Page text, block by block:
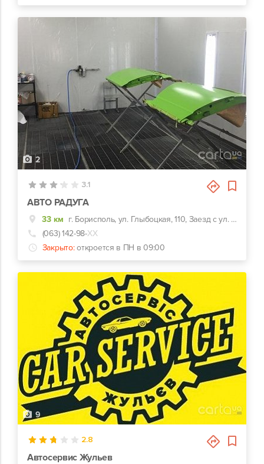
2
3.1
АВТО РАДУГА
33 км
г. Борисполь, ул. Глыбоцкая, 110, Заезд с ул. Сергея Оврашка
(063) 142-98-ХХ
Закрыто: откроется в ПН в 09:00
9
2.8
Автосервис Жульев